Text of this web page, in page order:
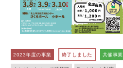
2023年度の事業 終了しました 共催事業